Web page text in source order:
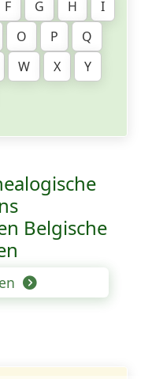
F G H
I
O P
Q
W X
Y
Belgische